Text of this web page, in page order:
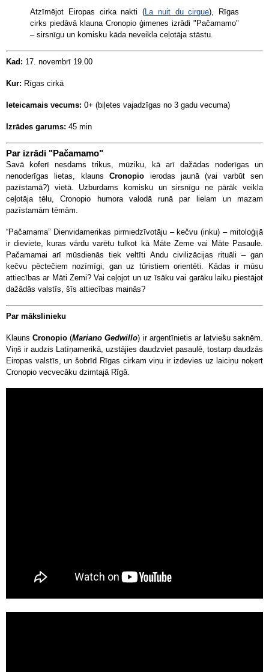
Atzīmējot Eiropas cirka nakti (La nuit du cirque), Rīgas
cirks piedāvā klauna Cronopio ģimenes izrādi "Pačamamo"
– sirsnīgu un komisku kāda neveikla ceļotāja stāstu.
Kad: 17. novembrī 19.00
Kur: Rīgas cirkā
Ieteicamais vecums: 0+ (biļetes vajadzīgas no 3 gadu vecuma)
Izrādes garums: 45 min
Par izrādi "Pačamamo"
Savā koferī nesdams trikus, mūziku, kā arī dažādas noderīgas un
nenoderīgas lietas, klaunsCronopio ierodas jaunā (vai varbūt sen
pazīstamā?) vietā. Uzburdams komisku un sirsnīgu ne pārāk veikla
ceļotāja tēlu, Cronopio humora valodā runā par lielam un mazam
pazīstamām tēmām.
“Pačamama” Dienvidamerikas pirmiedzīvotāju – kečvu (inku) – mitoloģijā
ir dieviete, kuras vārdu varētu tulkot kā Māte Zeme vai Māte Pasaule.
Pačamamai arī mūsdienās tiek veltīti Andu civilizācijas rituāli – gan
kečvu pēctečiem nozīmīgi, gan uz tūristiem orientēti. Kādas ir mūsu
attiecības ar Māti Zemi? Vai ceļojot un uz īsāku vai garāku laiku piestājot
dažādās valstīs, šīs attiecības mainās?
Par mākslinieku
KlaunsCronopio (Mariano Gedwillo) ir argentīnietis ar latviešu saknēm.
Viņš ir audzis Latīņamerikā, uzstājies daudzviet pasaulē, tostarp daudzās
Eiropas valstīs, un šobrīd Rīgas cirkam viņu ir izdevies uz laiciņu noķert
Cronopio vecvecāku dzimtajā Rīgā.